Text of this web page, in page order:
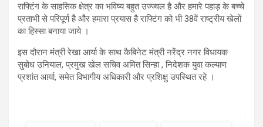
राफ्टिंग के साहसिक क्षेत्र का भविष्य बहुत उज्ज्वल है और हमारे पहाड़ के बच्चे
प्रताभी से परिपूर्ण है और हमारा प्रयास है राफ्टिंग को भी 38वें राष्ट्रीय खेलों
का हिस्सा बनाया जाये ।
इस दौरान मंत्री रेखा आर्या के साथ कैबिनेट मंत्री नरेंद्र नगर विधायक
सुबोध उनियाल, प्रमुख खेल सचिव अमित सिन्हा , निदेशक युवा कल्याण
प्रशांत आर्या, समेत विभागीय अधिकारी और प्रशिक्षु उपस्थित रहे ।